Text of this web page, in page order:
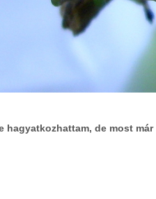
hagyatkozhattam, de most